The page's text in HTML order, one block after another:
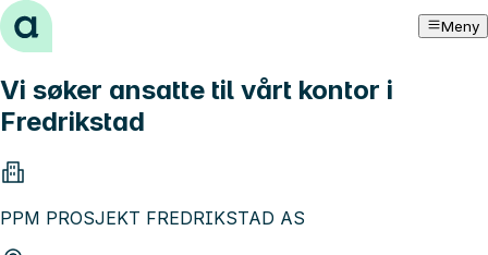
Hopp til innhold Meny
Vi søker ansatte til vårt kontor i
Fredrikstad
PPM PROSJEKT FREDRIKSTAD AS